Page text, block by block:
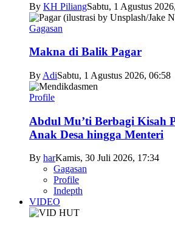
By KH PiliangSabtu, 1 Agustus
Gagasan
Makna di Balik Pagar
By AdiSabtu, 1 Agustus 2026, 06:58
Profile
Abdul Mu’ti Berbagi Kisah
Anak Desa hingga Menteri
By harKamis, 30 Juli 2026, 17:34
Gagasan
Profile
Indepth
VIDEO